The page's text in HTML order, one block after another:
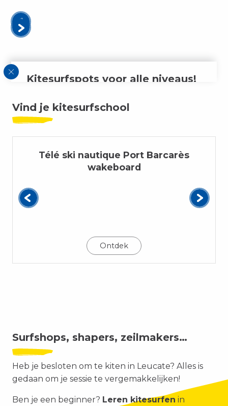
Kitesurfspots voor alle niveaus!
Leucate heeft zeker de spot voor jou! Met het
gezin, alleen of met vrienden, het moeilijkste is
Toulouse!
De lagune en het ondiepe water garanderen
Aan de Middellandse Zee,
zeebriesje
, is het een feest om op de golven
+ MEER WETEN OVER KITESURFEN
Vind je kitesurfschool
Télé ski nautique Port Barcarès
wakeboard
Ontdek
Surfshops, shapers, zeilmakers…
Heb je besloten om te kiten in Leucate? Alles is
gedaan om je sessie te vergemakkelijken!
Ben je een beginner? Leren kitesurfen in